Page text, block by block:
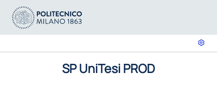
SP UniTesi PROD